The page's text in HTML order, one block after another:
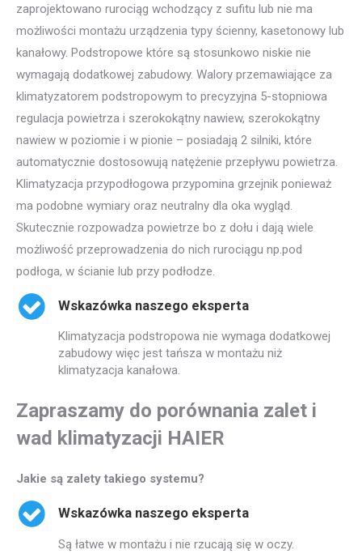
zaprojektowano rurociąg wchodzący z sufitu lub nie ma
możliwości montażu urządzenia typy ścienny, kasetonowy lub
kanałowy. Podstropowe które są stosunkowo niskie nie
wymagają dodatkowej zabudowy. Walory przemawiające za
klimatyzatorem podstropowym to precyzyjna 5-stopniowa
regulacja powietrza i szerokokątny nawiew, szerokokątny
nawiew w poziomie i w pionie – posiadają 2 silniki, które
automatycznie dostosowują natężenie przepływu powietrza.
Klimatyzacja przypodłogowa przypomina grzejnik ponieważ
ma podobne wymiary oraz neutralny dla oka wygląd.
Skutecznie rozpowadza powietrze bo z dołu i dają wiele
możliwość przeprowadzenia do nich rurociągu np.pod
podłoga, w ścianie lub przy podłodze.
Wskazówka naszego eksperta
Klimatyzacja podstropowa nie wymaga dodatkowej
zabudowy więc jest tańsza w montażu niż
klimatyzacja kanałowa.
Zapraszamy do porównania zalet i
wad klimatyzacji HAIER
Jakie są zalety takiego systemu?
Wskazówka naszego eksperta
Są łatwe w montażu i nie rzucają się w oczy.